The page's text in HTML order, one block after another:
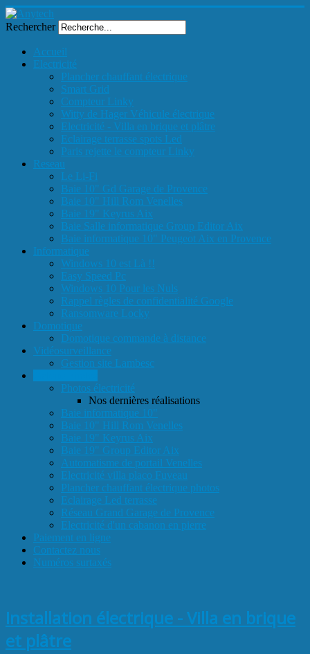
Rechercher
Accueil
Electricité
Plancher chauffant électrique
Smart Grid
Compteur Linky
Witty de Hager Véhicule électrique
Electricité - Villa en brique et plâtre
Eclairage terrasse spots Led
Paris rejette le compteur Linky
Reseau
Le Li-Fi
Baie 10" Gd Garage de Provence
Baie 10" Hill Rom Venelles
Baie 19" Keyrus Aix
Baie Salle informatique Group Editor Aix
Baie informatique 10" Peugeot Aix en Provence
Informatique
Windows 10 est Là !!
Easy Speed Pc
Windows 10 Pour les Nuls
Rappel règles de confidentialité Google
Ransomware Locky
Domotique
Domotique commande à distance
Vidéosurveillance
Gestion site Lambesc
Photos électricité
Nos dernières réalisations
Baie informatique 10"
Baie 10" Hill Rom Venelles
Baie 19" Keyrus Aix
Baie 19" Group Editor Aix
Automatisme de portail Venelles
Electricité villa placo Fuveau
Plancher chauffant électrique photos
Eclairage Led terrasse
Réseau Grand Garage de Provence
Electricité d'un cabanon en pierre
Paiement en ligne
Contactez nous
Numéros surtaxés
Installation électrique - Villa en brique
et plâtre